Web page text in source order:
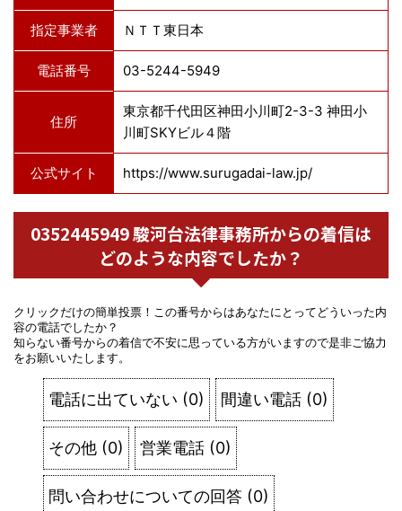
指定事業者 ＮＴＴ東日本
電話番号 03-5244-5949
住所
東京都千代田区神田小川町2-3-3 神田小
川町SKYビル４階
公式サイト https://www.surugadai-law.jp/
0352445949 駿河台法律事務所からの着信は
どのような内容でしたか？
クリックだけの簡単投票！この番号からはあなたにとってどういった内
容の電話でしたか？
知らない番号からの着信で不安に思っている方がいますので是非ご協力
をお願いいたします。
電話に出ていない (0) 間違い電話 (0)
その他 (0) 営業電話 (0)
問い合わせについての回答 (0)